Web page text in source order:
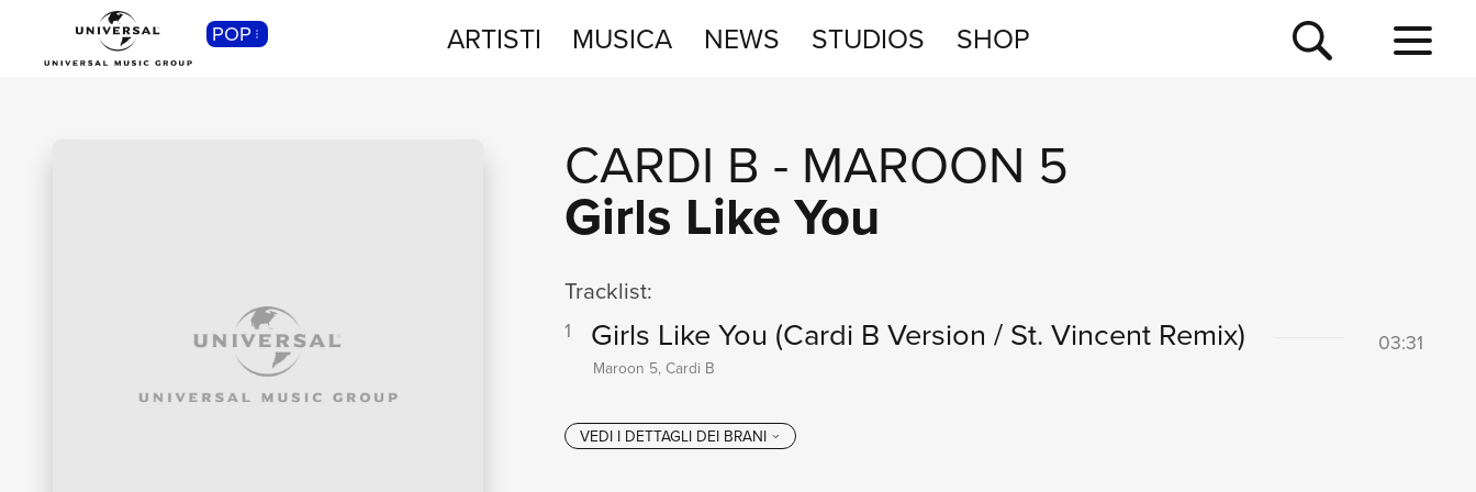
POP ARTISTI MUSICA NEWS STUDIOS SHOP
CARDI B - MAROON 5
Girls Like You
Tracklist:
1 Girls Like You (Cardi B Version / St. Vincent Remix) 03:31
Maroon 5, Cardi B
CLASSICA
SHOP
NEWS